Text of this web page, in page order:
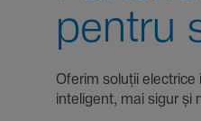
pentru
Oferim soluții
inte­li­gent, mai sigur și